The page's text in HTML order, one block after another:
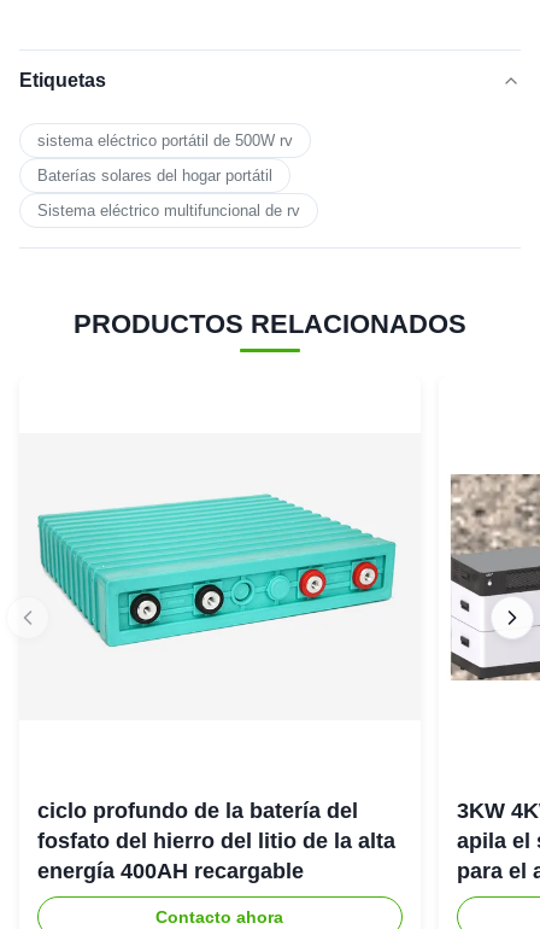
Etiquetas
sistema eléctrico portátil de 500W rv
Baterías solares del hogar portátil
Sistema eléctrico multifuncional de rv
PRODUCTOS RELACIONADOS
ciclo profundo de la batería del
fosfato del hierro del litio de la alta
energía 400AH recargable
Contacto ahora
3KW
apila el
para el
del